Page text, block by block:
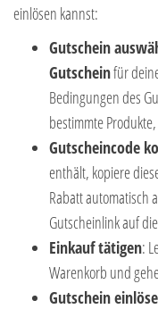
einlösen kannst:
Gutschein
Gutscheinfür
Bedingungen des
bestimmte
Gutscheincode
enthält, kopiere
Rabatt automatisch
Gutscheinlink auf
Einkauf tätigen:
Warenkorb und
Gutschein